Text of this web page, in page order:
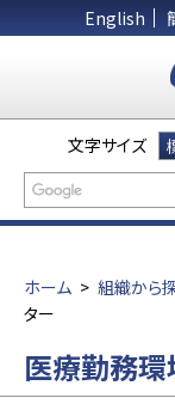
English
文字サイズ
ホーム > 組織から
ター
医療勤務